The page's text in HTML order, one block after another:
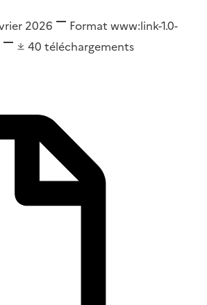
2026 Format www:link-1.0-
40 téléchargements